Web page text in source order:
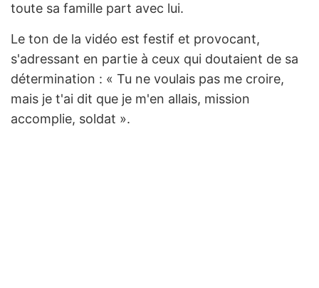
toute sa famille part avec lui.
Le ton de la vidéo est festif et provocant,
s'adressant en partie à ceux qui doutaient de sa
détermination : « Tu ne voulais pas me croire,
mais je t'ai dit que je m'en allais, mission
accomplie, soldat ».